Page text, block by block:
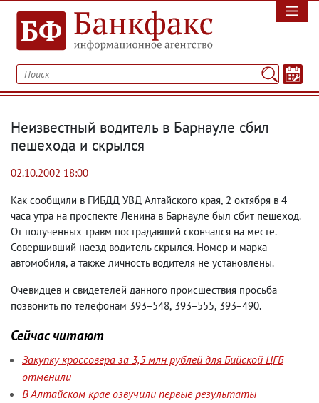
Неизвестный водитель в Барнауле сбил
пешехода и скрылся
02.10.2002 18:00
Как сообщили в ГИБДД УВД Алтайского края, 2 октября в 4
часа утра на проспекте Ленина в Барнауле был сбит пешеход.
От полученных травм пострадавший скончался на месте.
Совершивший наезд водитель скрылся. Номер и марка
автомобиля, а также личность водителя не установлены.
Очевидцев и свидетелей данного происшествия просьба
позвонить по телефонам 393−548, 393−555, 393−490.
Сейчас читают
Закупку кроссовера за 3,5 млн рублей для Бийской ЦГБ
отменили
В Алтайском крае озвучили первые результаты